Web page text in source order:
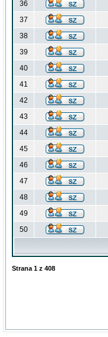
36
37
38
39
40
41
42
43
44
45
46
47
48
49
50
Strana 1 z 408